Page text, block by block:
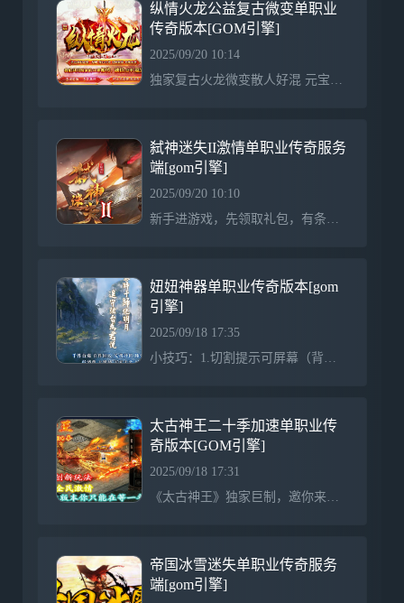
纵情火龙公益复古微变单职业
传奇版本[GOM引擎]
2025/09/20 10:14
独家复古火龙微变散人好混 元宝好打纵横火龙公益单职业 全网独家第一品牌单职业 倾心打造 超级耐玩 独家超爽夏季篇 只为兄弟们激情进行到底！
弑神迷失II激情单职业传奇服务
端[gom引擎]
2025/09/20 10:10
新手进游戏，先领取礼包，有条件的充值50元，领取自动回收和触发奇遇怪物原地起飞功能+超强挂机(精力助手)。土豪玩家上线优先升级勋章，然后升级称号，时装，特殊四格。刷怪起飞，快人步!!!!!!!!!勋章升级到弑神神力开始带隐身功能，打到村料升等级，土下方学技能，半月 群毒 十步一杀 学习后有额外打怪地图。除勋章以外，前期 时装 特殊 不用升级太高，本服是均衡发育服，某一样特殊顶级并不能称霸全服，元宝优先升级，本服等级压制一切十步一杀，野蛮冲撞可以麻痹低于自己等级的敌人PK利器!!!散人玩家先在初级地图打新手怪
妞妞神器单职业传奇版本[gom
引擎]
2025/09/18 17:35
小技巧：1.切割提示可屏幕（背包>>>服务>>>下方 开关切割显示）以及开启关启全服提示.2.升级系统：（背包>>>服务>>>点击等级提升）有详细说明----------------------------------------------------------------------------------------------------------------------------前期不管你充了多少钱，不要刻意的去打大怪，
太古神王二十季加速单职业传
奇版本[GOM引擎]
2025/09/18 17:31
《太古神王》独家巨制，邀你来战！！！游戏介绍 元宝1:2500000 充值点1:1 网银多送100% 点卡多送100%游戏介绍 第一季首战首区·史诗巨作 “太古神王”游戏介绍 本服每个区开区后两小时举行一次狂爆充值点活动游戏介绍 独家BUFF、设计合理、无秒杀、不变态，给您从未体验过的激情游戏介绍 最高端定制封挂系统 封挂严格 公平长期服 全图ＢＯＳＳ游戏介绍 本服无任何无用活动.所有活动都是在送你钱。一天上百不是梦游戏介绍 每天开放５个新区 绝对稳定.长久公平.绝对激情 游戏介绍 本服永久承诺：将免费进行
帝国冰雪迷失单职业传奇服务
端[gom引擎]